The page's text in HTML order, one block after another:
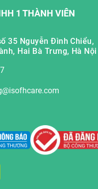
1 THÀNH VIÊN
35 Nguyễn Đình Chiểu,
Hai Bà Trưng, Hà Nội